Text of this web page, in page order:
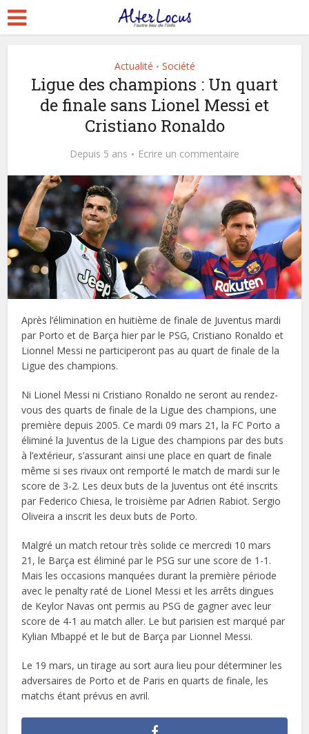
Actualité • Société
Ligue des champions : Un quart
de finale sans Lionel Messi et
Cristiano Ronaldo
Depuis 5 ans Ecrire un commentaire
Après l’élimination en huitième de finale de Juventus mardi
par Porto et de Barça hier par le PSG, Cristiano Ronaldo et
Lionnel Messi ne participeront pas au quart de finale de la
Ligue des champions.
Ni Lionel Messi ni Cristiano Ronaldo ne seront au rendez-
vous des quarts de finale de la Ligue des champions, une
première depuis 2005. Ce mardi 09 mars 21, la FC Porto a
éliminé la Juventus de la Ligue des champions par des buts
à l’extérieur, s’assurant ainsi une place en quart de finale
même si ses rivaux ont remporté le match de mardi sur le
score de 3-2. Les deux buts de la Juventus ont été inscrits
par Federico Chiesa, le troisième par Adrien Rabiot. Sergio
Oliveira a inscrit les deux buts de Porto.
Malgré un match retour très solide ce mercredi 10 mars
21, le Barça est éliminé par le PSG sur une score de 1-1.
Mais les occasions manquées durant la première période
avec le penalty raté de Lionel Messi et les arrêts dingues
de Keylor Navas ont permis au PSG de gagner avec leur
score de 4-1 au match aller. Le but parisien est marqué par
Kylian Mbappé et le but de Barça par Lionnel Messi.
Le 19 mars, un tirage au sort aura lieu pour déterminer les
adversaires de Porto et de Paris en quarts de finale, les
matchs étant prévus en avril.